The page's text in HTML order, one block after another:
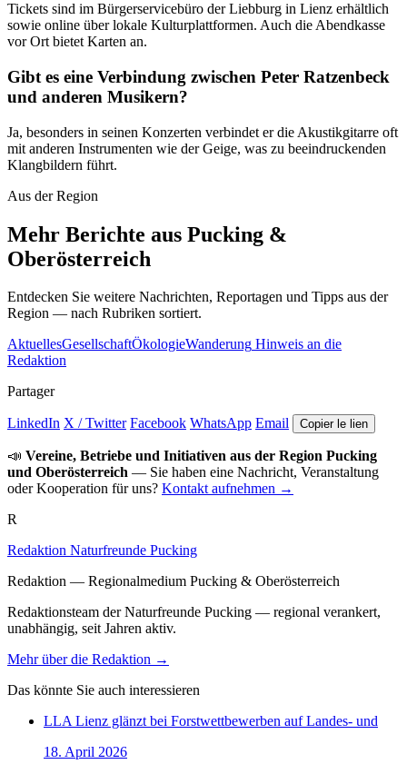
Tickets sind im Bürgerservicebüro der Liebburg in Lienz erhältlich
sowie online über lokale Kulturplattformen. Auch die Abendkasse
vor Ort bietet Karten an.
Gibt es eine Verbindung zwischen Peter Ratzenbeck
und anderen Musikern?
Ja, besonders in seinen Konzerten verbindet er die Akustikgitarre oft
mit anderen Instrumenten wie der Geige, was zu beeindruckenden
Klangbildern führt.
Aus der Region
Mehr Berichte aus Pucking &
Oberösterreich
Entdecken Sie weitere Nachrichten, Reportagen und Tipps aus der
Region — nach Rubriken sortiert.
AktuellesGesellschaftÖkologieWanderung Hinweis an die
Redaktion
Partager
LinkedIn X / Twitter Facebook WhatsApp Email Copier le lien
📣 Vereine, Betriebe und Initiativen aus der Region Pucking
und Oberösterreich — Sie haben eine Nachricht, Veranstaltung
oder Kooperation für uns? Kontakt aufnehmen →
R
Redaktion Naturfreunde Pucking
Redaktion — Regionalmedium Pucking & Oberösterreich
Redaktionsteam der Naturfreunde Pucking — regional verankert,
unabhängig, seit Jahren aktiv.
Mehr über die Redaktion →
Das könnte Sie auch interessieren
LLA Lienz glänzt bei Forstwettbewerben auf Landes- und
18. April 2026